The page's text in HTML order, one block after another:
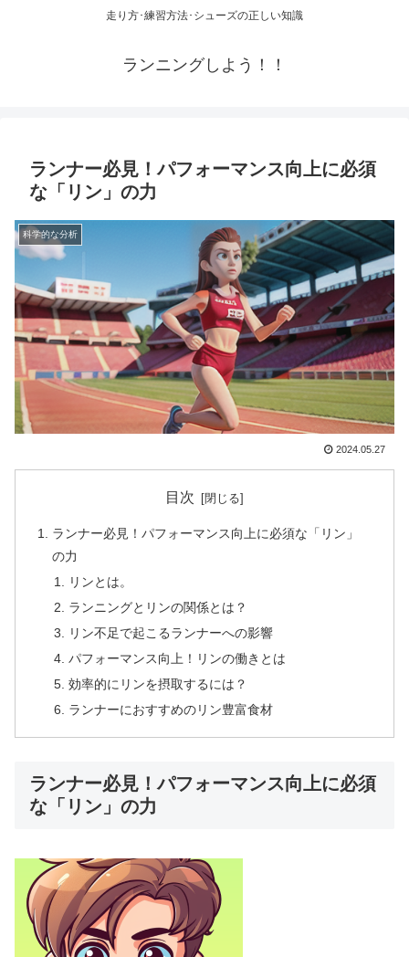
走り方･練習方法･シューズの正しい知識
ランニングしよう！！
ランナー必見！パフォーマンス向上に必須
な「リン」の力
科学的な分析
2024.05.27
目次
ランナー必見！パフォーマンス向上に必須な「リン」
の力
リンとは。
ランニングとリンの関係とは？
リン不足で起こるランナーへの影響
パフォーマンス向上！リンの働きとは
効率的にリンを摂取するには？
ランナーにおすすめのリン豊富食材
ランナー必見！パフォーマンス向上に必須
な「リン」の力